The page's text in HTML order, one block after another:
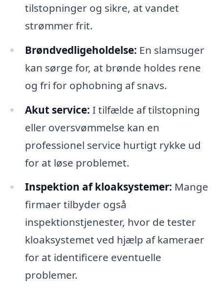
tilstopninger og sikre, at vandet
strømmer frit.
Brøndvedligeholdelse: En slamsuger
kan sørge for, at brønde holdes rene
og fri for ophobning af snavs.
Akut service: I tilfælde af tilstopning
eller oversvømmelse kan en
professionel service hurtigt rykke ud
for at løse problemet.
Inspektion af kloaksystemer: Mange
firmaer tilbyder også
inspektionstjenester, hvor de tester
kloaksystemet ved hjælp af kameraer
for at identificere eventuelle
problemer.